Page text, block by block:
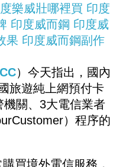
樂威壯哪裡買 印度
印度威而鋼 印度威
果 印度威而鋼副作
）今天指出，國內
旅遊純上網預付卡
機關、3大電信業者
）程序的
買境外電信服務，